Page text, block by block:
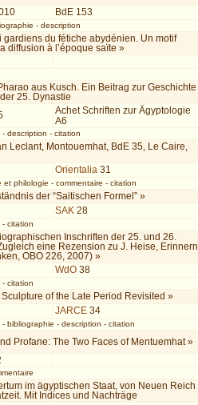
BdE 153
- description
gardiens du fétiche abydénien. Un motif
diffusion à l’époque saïte »
aus Kusch. Ein Beitrag zur Geschichte
25. Dynastie
Achet Schriften zur Ägyptologie
A6
- description - citation
Leclant, Montouemhat, BdE 35, Le Caire,
Orientalia 31
et philologie - commentaire - citation
der “Saitischen Formel” »
SAK 28
- citation
Inschriften der 25. und 26.
eine Rezension zu J. Heise, Erinnern
OBO 226, 2007) »
WdO 38
- citation
of the Late Period Revisited »
JARCE 34
- bibliographie - description - citation
Profane: The Two Faces of Mentuemhat »
im ägyptischen Staat, von Neuen Reich
Mit Indices und Nachträge